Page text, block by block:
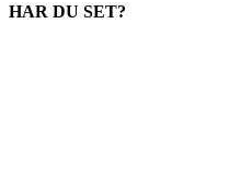
HAR DU SET?